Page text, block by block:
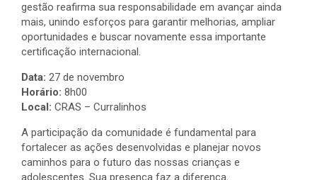
gestão reafirma sua responsabilidade em avançar ainda
mais, unindo esforços para garantir melhorias, ampliar
oportunidades e buscar novamente essa importante
certificação internacional.
Data: 27 de novembro
Horário: 8h00
Local: CRAS – Curralinhos
A participação da comunidade é fundamental para
fortalecer as ações desenvolvidas e planejar novos
caminhos para o futuro das nossas crianças e
adolescentes. Sua presença faz a diferença.